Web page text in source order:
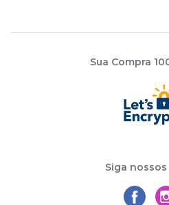
Sua Compra
Siga